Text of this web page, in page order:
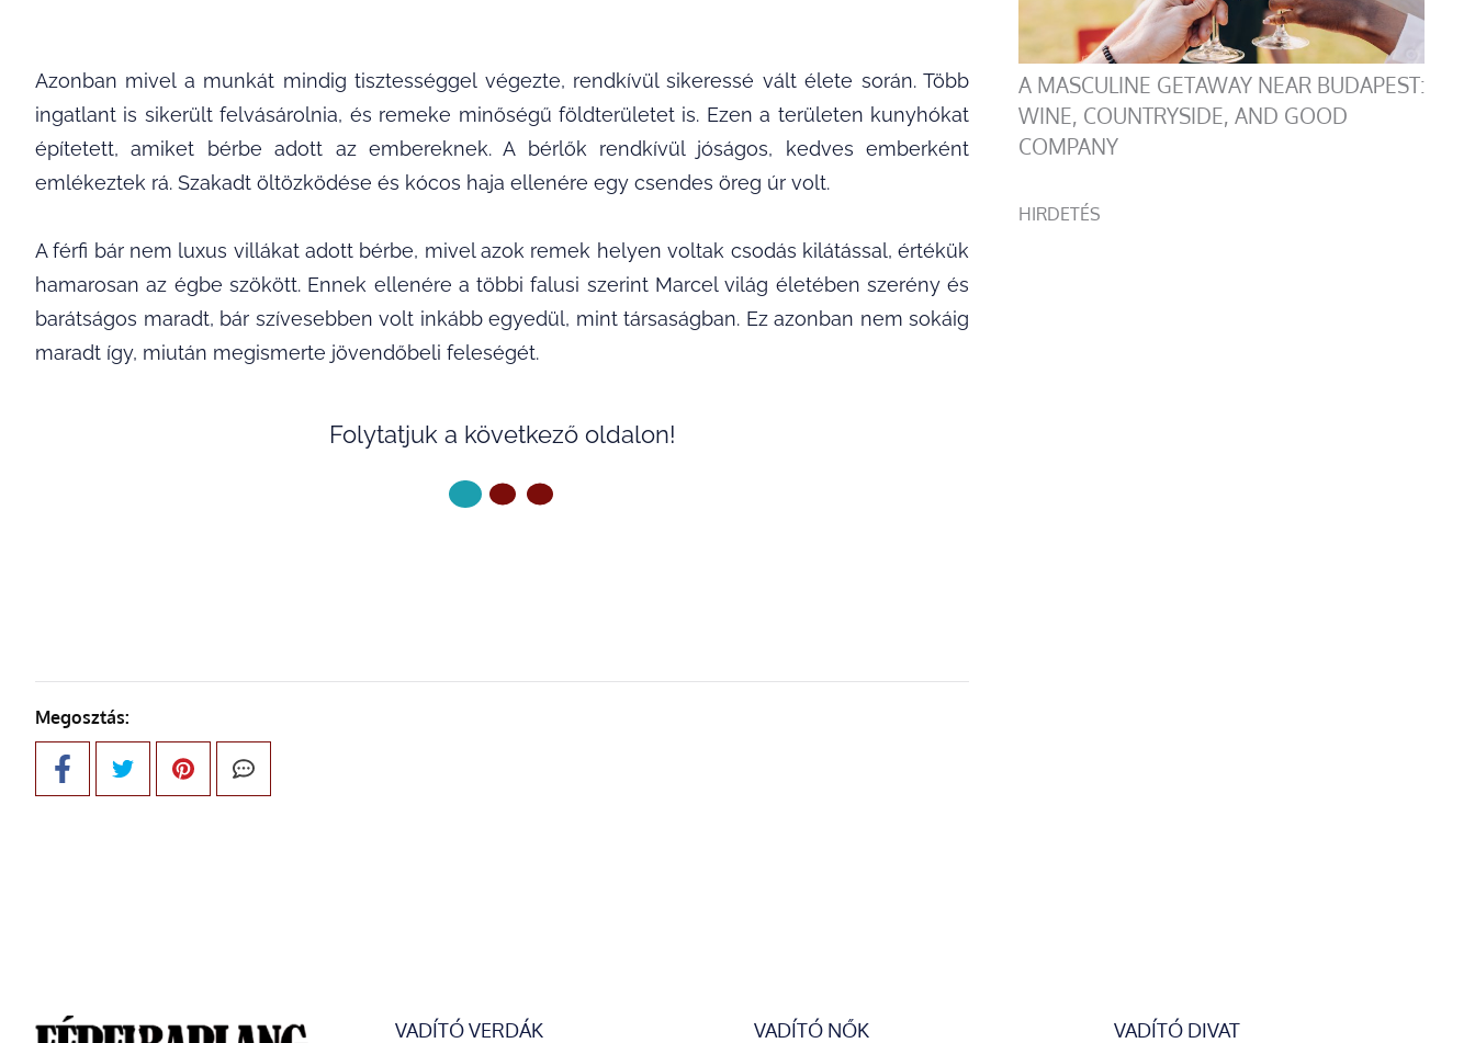
Azonban mivel a munkát mindig tisztességgel végezte, rendkívül sikeressé vált élete során. Több
ingatlant is sikerült felvásárolnia, és remeke minőségű földterületet is. Ezen a területen kunyhókat
építetett, amiket bérbe adott az embereknek. A bérlők rendkívül jóságos, kedves emberként
emlékeztek rá. Szakadt öltözködése és kócos haja ellenére egy csendes öreg úr volt.
A férfi bár nem luxus villákat adott bérbe, mivel azok remek helyen voltak csodás kilátással, értékük
hamarosan az égbe szökött. Ennek ellenére a többi falusi szerint Marcel világ életében szerény és
barátságos maradt, bár szívesebben volt inkább egyedül, mint társaságban. Ez azonban nem sokáig
maradt így, miután megismerte jövendőbeli feleségét.
Folytatjuk a következő oldalon!
Megosztás:
A MASCULINE GETAWAY NEAR BUDAPEST:
WINE, COUNTRYSIDE, AND GOOD
COMPANY
HIRDETÉS
VADÍTÓ VERDÁK VADÍTÓ NŐK VADÍTÓ DIVAT